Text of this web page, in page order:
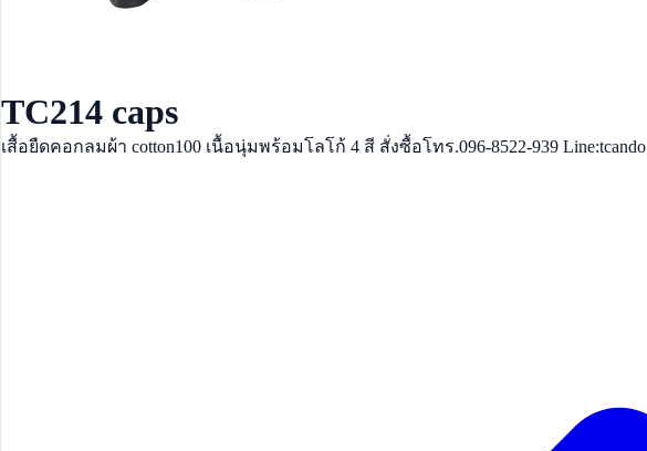
TC214 caps
เสื้อยืดคอกลมผ้า cotton100 เนื้อนุ่มพร้อมโลโก้ 4 สี สั่งซื้อโทร.096-8522-939 Line:tcando